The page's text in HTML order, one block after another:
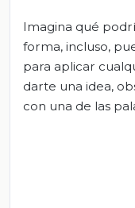
Imagina qué
forma, incluso,
para aplicar
darte una idea,
con una de las